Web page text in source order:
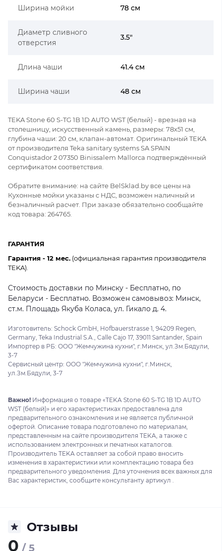
Ширина мойки 78 см
Диаметр сливного
отверстия
3.5"
Длина чаши 41.4 см
Ширина чаши 48 см
TEKA Stone 60 S-TG 1B 1D AUTO WST (белый) - врезная на
столешницу, искусственный камень, размеры: 78x51 см,
глубина чаши: 20 см, клапан-автомат. Оригинальный TEKA
от производителя Teka sanitary systems SA SPAIN
Conquistador 2 07350 Binissalem Mallorca подтверждённый
сертификатом соответствия.
Обратите внимание: на сайте BelSklad.by все цены на
Кухонные мойки указаны с НДС, возможен наличный и
безналичный расчет. При заказе обязательно сообщайте
код товара: 264765.
ГАРАНТИЯ
Гарантия - 12 мес. (официальная гарантия производителя
TEKA).
Стоимость доставки по Минску - Бесплатно, по
Беларуси - Бесплатно. Возможен самовывоз: Минск,
ст.м. Площадь Якуба Коласа, ул. Гикало д. 4.
Изготовитель: Schock GmbH, Hofbauerstrasse 1, 94209 Regen,
Germany, Teka Industrial S.A., Calle Cajo 17, 39011 Santander, Spain
Импортер в РБ: ООО "Жемчужина кухни", г.Минск, ул.Зм.Бядули,
3-7
Сервисный центр: ООО "Жемчужина кухни", г.Минск,
ул.Зм.Бядули, 3-7
Важно! Информация о товаре «TEKA Stone 60 S-TG 1B 1D AUTO
WST (белый)» и его характеристиках предоставлена для
предварительного ознакомления и не является публичной
офертой. Описание товара подготовлено по материалам,
представленным на сайте производителя TEKA, а также с
использованием электронных и печатных каталогов.
Производитель TEKA оставляет за собой право вносить
изменения в характеристики или комплектацию товара без
предварительного уведомления. Для уточнения всех важных для
Вас характеристик, сообщите консультанту артикул .
Отзывы
0 / 5